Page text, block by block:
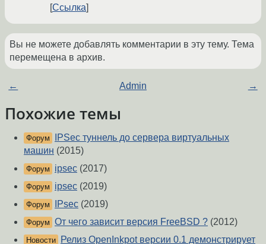
Ссылка
Вы не можете добавлять комментарии в эту тему. Тема
перемещена в архив.
← Admin →
Похожие темы
Форум
IPSec туннель до сервера виртуальных
машин (2015)
Форум ipsec (2017)
Форум ipsec (2019)
Форум IPsec (2019)
Форум От чего зависит версия FreeBSD ? (2012)
Новости Релиз OpenInkpot версии 0.1 демонстрирует